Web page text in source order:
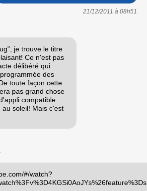
21/12/2011 à 08h51
je trouve le titre
Ce n'est pas
délibéré qui
des
toute façon cette
pas grand chose
compatible
soleil! Mais c'est
#/watch?